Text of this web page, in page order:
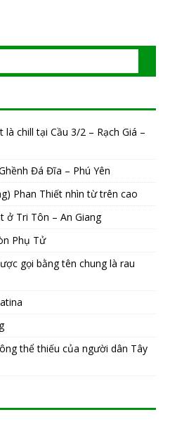
chill tại Cầu 3/2 – Rạch Giá –
Đá Đĩa – Phú Yên
Phan Thiết nhìn từ trên cao
ở Tri Tôn – An Giang
Phụ Tử
gọi bằng tên chung là rau
thể thiếu của người dân Tây